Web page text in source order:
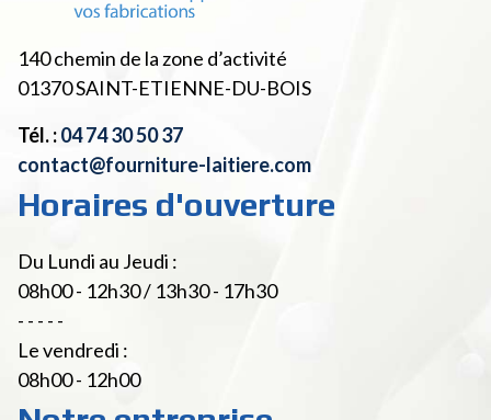
140 chemin de la zone d’activité
01370SAINT-ETIENNE-DU-BOIS
Tél. :04 74 30 50 37
contact@fourniture-laitiere.com
Horaires d'ouverture
Du Lundi au Jeudi :
08h00 - 12h30 / 13h30 - 17h30
- - - - -
Le vendredi :
08h00 - 12h00